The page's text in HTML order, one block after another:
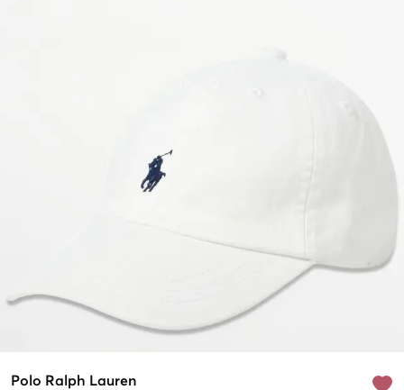
Polo Ralph Lauren